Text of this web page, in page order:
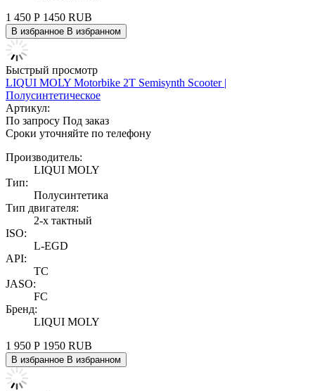
1 450 Р 1450 RUB
В избранное В избранном
Быстрый просмотр
LIQUI MOLY Motorbike 2T Semisynth Scooter |
Полусинтетическое
Артикул:
По запросу Под заказ
Сроки уточняйте по телефону
Производитель:
LIQUI MOLY
Тип:
Полусинтетика
Тип двигателя:
2-х тактный
ISO:
L-EGD
API:
TC
JASO:
FC
Бренд:
LIQUI MOLY
1 950 Р 1950 RUB
В избранное В избранном